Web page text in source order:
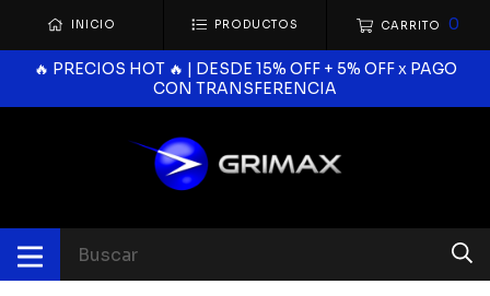
INICIO PRODUCTOS CARRITO 0
🔥 PRECIOS HOT 🔥 | DESDE 15% OFF + 5% OFF x PAGO
CON TRANSFERENCIA